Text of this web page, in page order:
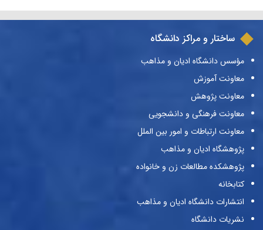
ساختار و مراکز دانشگاه
مؤسس دانشگاه ادیان و مذاهب
معاونت آموزش
معاونت پژوهش
معاونت فرهنگی و دانشجویی
معاونت ارتباطات و امور بین الملل
پژوهشگاه ادیان و مذاهب
پژوهشکده مطالعات زن و خانواده
کتابخانه
انتشارات دانشگاه ادیان و مذاهب
نشریات دانشگاه